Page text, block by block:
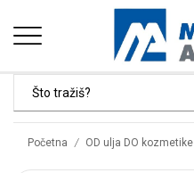
Početna / OD ulja DO kozmetike